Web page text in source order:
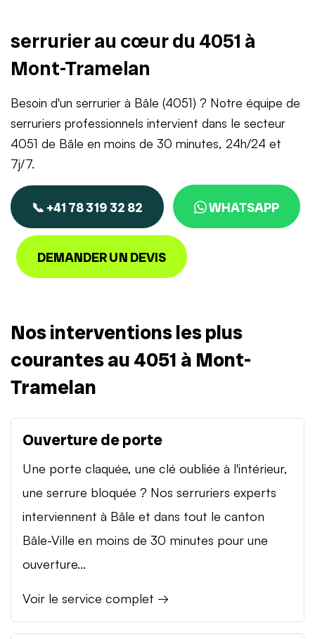
serrurier au cœur du 4051 à
Mont-Tramelan
Besoin d'un serrurier à Bâle (4051) ? Notre équipe de
serruriers professionnels intervient dans le secteur
4051 de Bâle en moins de 30 minutes, 24h/24 et
7j/7.
📞 +41 78 319 32 82 WHATSAPP
DEMANDER UN DEVIS
Nos interventions les plus
courantes au 4051 à Mont-
Tramelan
Ouverture de porte
Une porte claquée, une clé oubliée à l'intérieur,
une serrure bloquée ? Nos serruriers experts
interviennent à Bâle et dans tout le canton
Bâle-Ville en moins de 30 minutes pour une
ouverture...
Voir le service complet →